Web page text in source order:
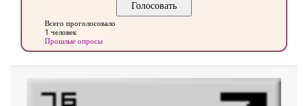
Всего проголосовало
1 человек
Прошлые опросы